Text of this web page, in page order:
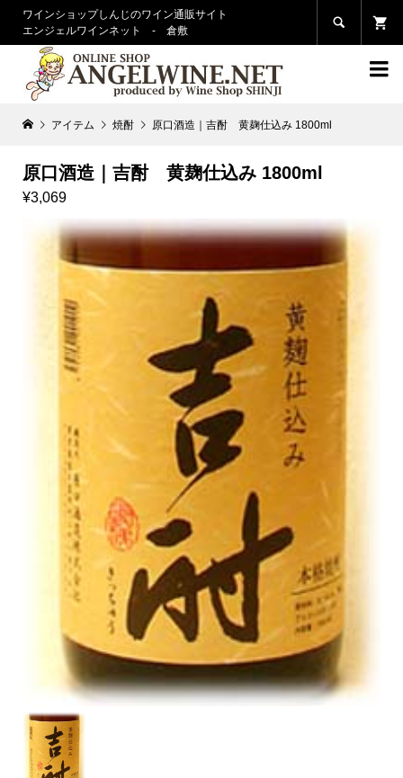
ワインショップしんじのワイン通販サイト
エンジェルワインネット - 倉敷


アイテム 焼酎 原口酒造｜吉酎 黄麹仕込み 1800ml
原口酒造｜吉酎 黄麹仕込み 1800ml
¥3,069